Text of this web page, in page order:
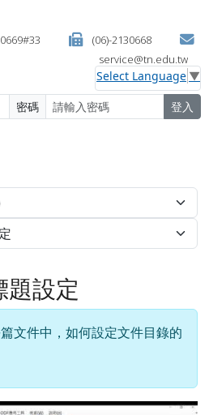
(06)-2130668
service@tn.edu.tw
Select Language ▼
密碼 登入
題設定
文件中，如何設定文件目錄的